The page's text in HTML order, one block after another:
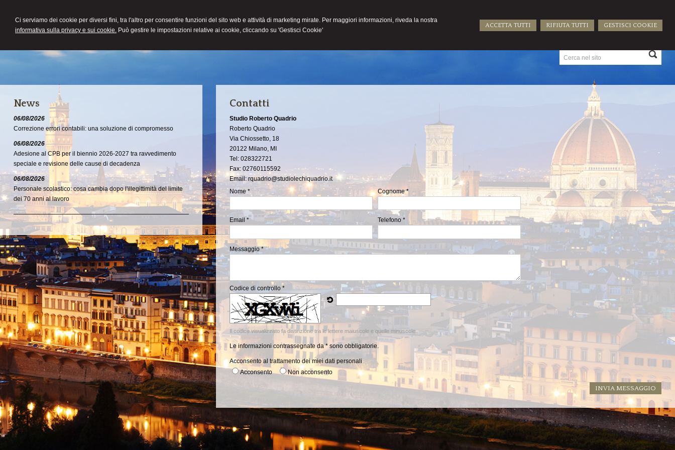
Ci serviamo dei cookie per diversi fini, tra l'altro per consentire funzioni del sito web e attività di marketing mirate. Per maggiori informazioni, riveda la nostra
informativa sulla privacy e sui cookie. Può gestire le impostazioni relative ai cookie, cliccando su 'Gestisci Cookie'
ACCETTA TUTTI RIFIUTA TUTTI GESTISCI COOKIE
COMMERCIALISTA
ROBERTO QUADRIO HOME LO STUDIO
Contatti
Studio Roberto Quadrio
Roberto Quadrio
Via Chiossetto, 18
20122 Milano, MI
Tel: 028322721
Fax: 02760115592
Email:rquadrio@studiolechiquadrio.it
Nome *
Cognome *
Email * Telefono *
Messaggio *
Codice di controllo *
Il codice visualizzato fa distinzione tra le lettere maiuscole e quelle minuscole.
Le informazioni contrassegnate da * sono obbligatorie.
Acconsento al trattamento dei miei dati personali
Acconsento
Non acconsento
News
06/08/2026
Correzione errori contabili: una soluzione di compromesso
06/08/2026
Adesione al CPB per il biennio 2026-2027 tra ravvedimento
speciale e revisione delle cause di decadenza
06/08/2026
Personale scolastico: cosa cambia dopo l'illegittimità del limite
dei 70 anni al lavoro